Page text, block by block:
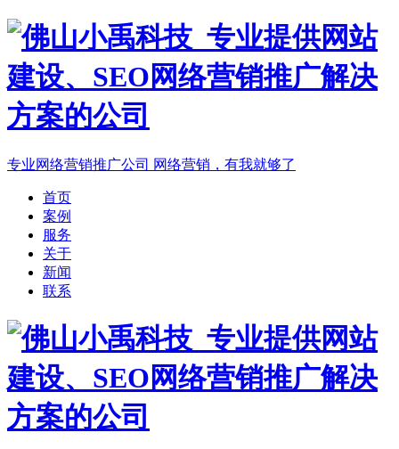
专业网络营销推广公司 网络营销，有我就够了
首页
案例
服务
关于
新闻
联系